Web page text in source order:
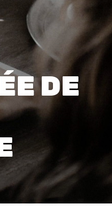
DE